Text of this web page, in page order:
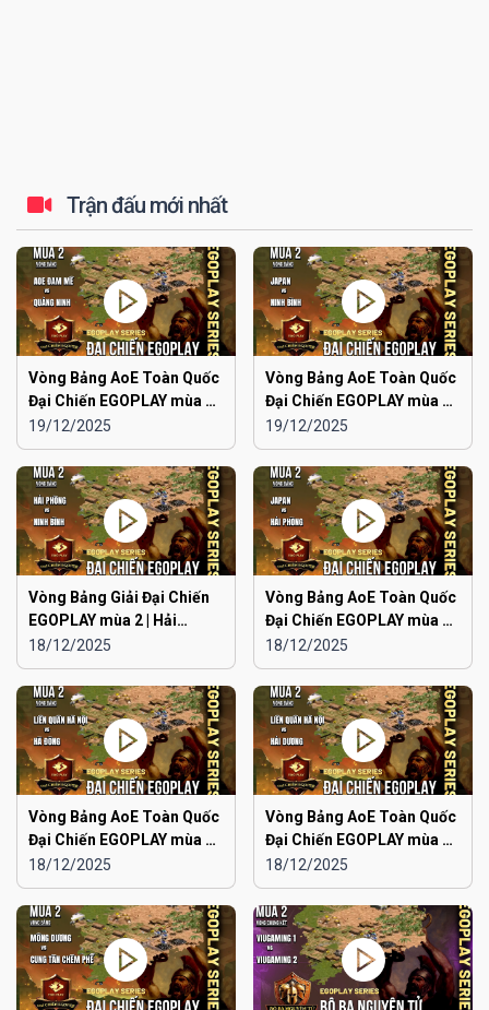
Trận đấu mới nhất
Vòng Bảng AoE Toàn Quốc
Đại Chiến EGOPLAY mùa 2 |
Aoe Đam Mê vs Quảng
Ninh
19/12/2025
Vòng Bảng AoE Toàn Quốc
Đại Chiến EGOPLAY mùa 2 |
Japan vs Ninh Bình
19/12/2025
Vòng Bảng Giải Đại Chiến
EGOPLAY mùa 2 | Hải
Phòng vs Ninh Bình
18/12/2025
Vòng Bảng AoE Toàn Quốc
Đại Chiến EGOPLAY mùa 2 |
Japan vs Hải Phòng
18/12/2025
Vòng Bảng AoE Toàn Quốc
Đại Chiến EGOPLAY mùa 2 |
Liên Quân Hà Nội vs Hà
Đông
18/12/2025
Vòng Bảng AoE Toàn Quốc
Đại Chiến EGOPLAY mùa 2 |
Liên Quân Hà Nội vs Hải
Dương
18/12/2025